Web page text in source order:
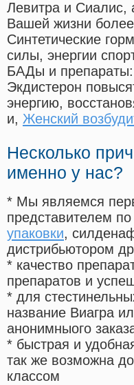
Левитра и Сиалис,
Вашей жизни
Синтетические
силы, энергии
БАДы и препараты:
Экдистерон
энергию,
и, Женский
Несколько
именно у нас?
* Мы являемся
представителем
упаковки,
дистрибьютором
* качество
препаратов и
* для
название Виагра
анонимныого
* быстрая и
так же возможна
классом